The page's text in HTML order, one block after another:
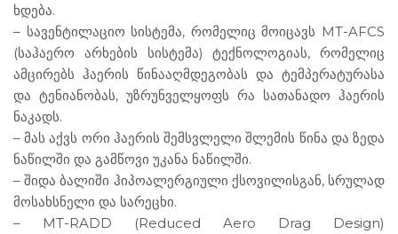
ხდება.
– სავენტილაციო სისტემა, რომელიც მოიცავს MT-AFCS
(საჰაერო არხების სისტემა) ტექნოლოგიას, რომელიც
ამცირებს ჰაერის წინააღმდეგობას და ტემპერატურასა
და ტენიანობას, უზრუნველყოფს რა სათანადო ჰაერის
ნაკადს.
– მას აქვს ორი ჰაერის შემსვლელი შლემის წინა და ზედა
ნაწილში და გამწოვი უკანა ნაწილში.
– შიდა ბალიში ჰიპოალერგიული ქსოვილისგან, სრულად
მოსახსნელი და სარეცხი.
– MT-RADD (Reduced Aero Drag Design)